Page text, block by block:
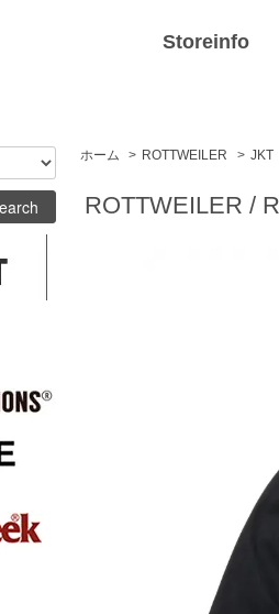
Storeinfo
ホーム > ROTTWEILER > JKT
ROTTWEILER /